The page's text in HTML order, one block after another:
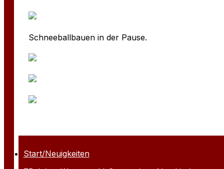
Start/Neuigkeiten
Schneeballbauen in der Pause.